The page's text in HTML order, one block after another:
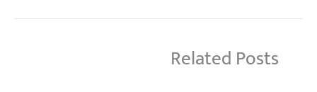
Related Posts